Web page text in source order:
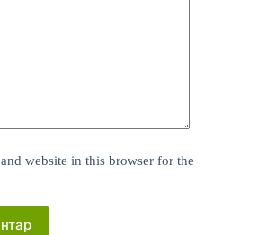
website in this browser for the